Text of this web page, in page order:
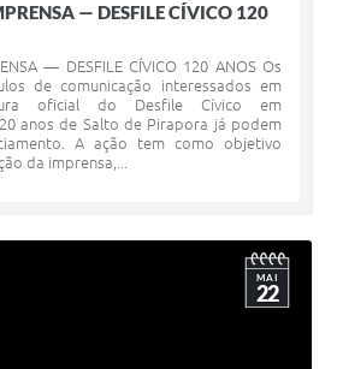
— DESFILE CÍVICO 120
— DESFILE CÍVICO 120 ANOS Os
de comunicação interessados em
oficial do Desfile Cívico em
anos de Salto de Pirapora já podem
A ação tem como objetivo
da imprensa,...
MAI
22